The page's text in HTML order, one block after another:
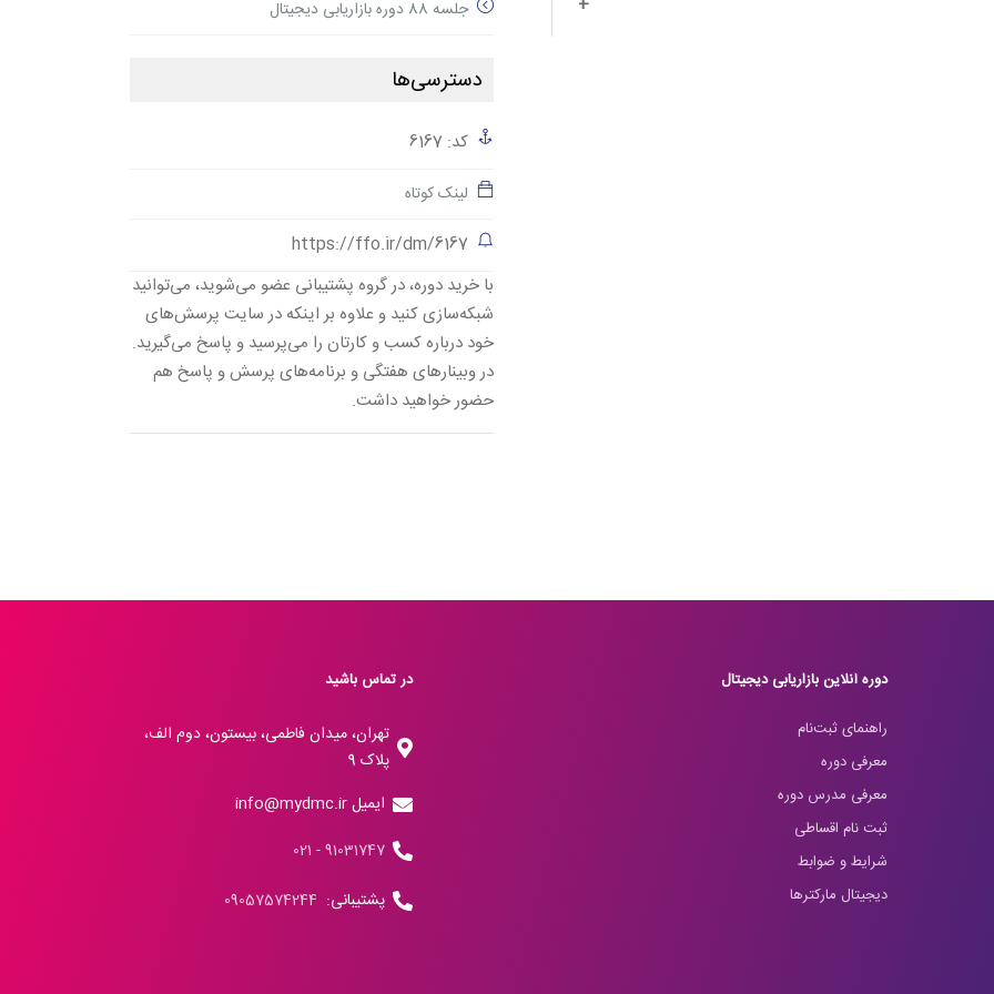
جلسه 88 دوره بازاریابی دیجیتال
دسترسی‌ها
کد: 6167
لینک کوتاه
https://ffo.ir/dm/6167
با خرید دوره، در گروه پشتیبانی عضو می‌شوید، می‌توانید
شبکه‌سازی کنید و علاوه بر اینکه در سایت پرسش‌های
خود درباره کسب و کارتان را می‌پرسید و پاسخ می‌گیرید.
در وبینارهای هفتگی و برنامه‌های پرسش و پاسخ هم
حضور خواهید داشت.
دوره آنلاین بازاریابی دیجیتال
راهنمای ثبت‌نام
معرفی دوره
معرفی مدرس دوره
ثبت نام اقساطی
شرایط و ضوابط
دیجیتال مارکترها
در تماس باشید
تهران، میدان فاطمی، بیستون، دوم الف،
پلاک 9
ایمیل info@mydmc.ir
91031747 - 021
پشتیبانی: